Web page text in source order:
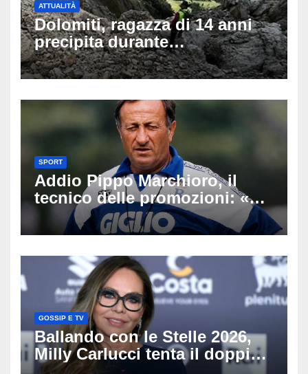
ATTUALITÀ
Dolomiti, ragazza di 14 anni
precipita durante
un’escursione: tragedia sul
Latemar davanti alla famiglia
SPORT
Addio Pippo Marchioro, il
tecnico delle promozioni: «Ha
scritto pagine indimenticabili
del nostro calcio»
GOSSIP E TV
Ballando con le Stelle 2026,
Milly Carlucci tenta il doppio